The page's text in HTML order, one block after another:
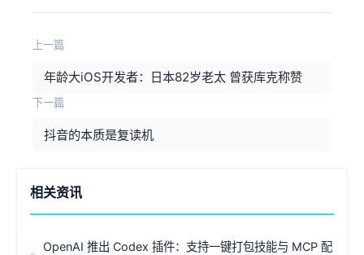
上一篇
年龄大iOS开发者：日本82岁老太 曾获库克称赞
下一篇
抖音的本质是复读机
相关资讯
OpenAI 推出 Codex 插件：支持一键打包技能与 MCP 配